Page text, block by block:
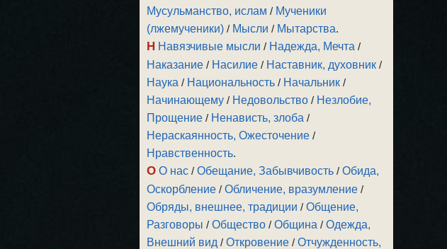
Мусульманство, ислам / Мученики
(лжемученики) / Мысли / Мытарства.
Н Навязчивые мысли / Надежда, Мечта /
Наказание / Насилие / Наставник, духовник /
Наука / Национальность / Начальник /
Начинающему / Недовольство / Незлобие,
Прощение / Ненависть, злоба /
Нераскаянность, Ожесточение /
Нравственность.
О О нас /Обещание, Забывчивость /Обида,
Оскорбление /Обличение, вразумление /
Обряды, внешнее, традиции /Общение,
Разговоры /Общество /Община /Одежда,
Внешний вид /Откровение /Отчужденность,